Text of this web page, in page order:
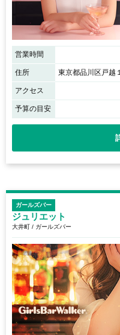
営業時間
住所 東京都品川区戸越
アクセス
予算の目安
ガールズバー
ジュリエット
大井町 / ガールズバー